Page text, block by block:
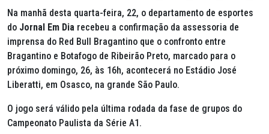
Na manhã desta quarta-feira, 22, o departamento de esportes
do Jornal Em Dia recebeu a confirmação da assessoria de
imprensa do Red Bull Bragantino que o confronto entre
Bragantino e Botafogo de Ribeirão Preto, marcado para o
próximo domingo, 26, às 16h, acontecerá no Estádio José
Liberatti, em Osasco, na grande São Paulo.
O jogo será válido pela última rodada da fase de grupos do
Campeonato Paulista da Série A1.